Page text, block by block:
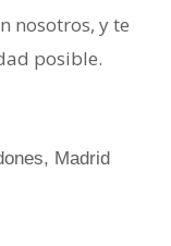
nosotros, y te
posible.
Madrid